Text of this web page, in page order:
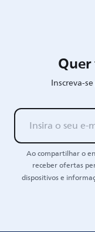
Inscreva-
Ao compartilhar o
receber ofertas
dispositivos e